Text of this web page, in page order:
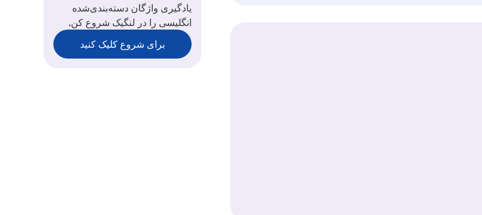
یادگیری واژگان دسته‌بندی‌شده
انگلیسی را در لنگیک شروع کن.
برای شروع کلیک کنید